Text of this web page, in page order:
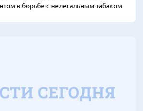
в борьбе с нелегальным табаком